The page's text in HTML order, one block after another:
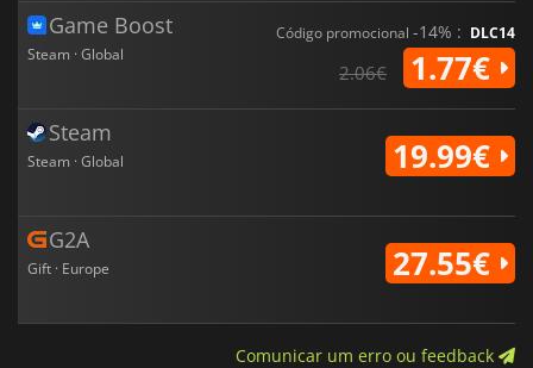
Game Boost
Steam · Global
Código promocional -14% : DLC14
2.06€ 1.77€
Steam
Steam · Global 19.99€
G2A
Gift · Europe 27.55€
Comunicar um erro ou feedback